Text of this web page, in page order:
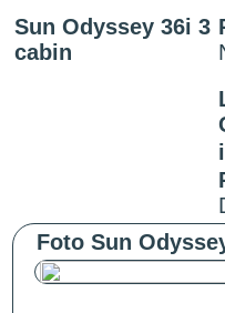
Sun Odyssey 36i 3
cabin
Foto Sun